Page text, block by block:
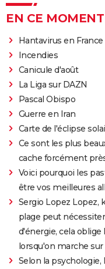
EN CE MOMENT
Hantavirus en France
Incendies
Canicule d'août
La Liga sur DAZN
Pascal Obispo
Guerre en Iran
Carte de l'éclipse
Ce sont les plus
cache forcément
Voici pourquoi les
être vos meilleures
Sergio Lopez Lopez,
plage peut
d'énergie, cela oblige
lorsqu'on marche
Selon la